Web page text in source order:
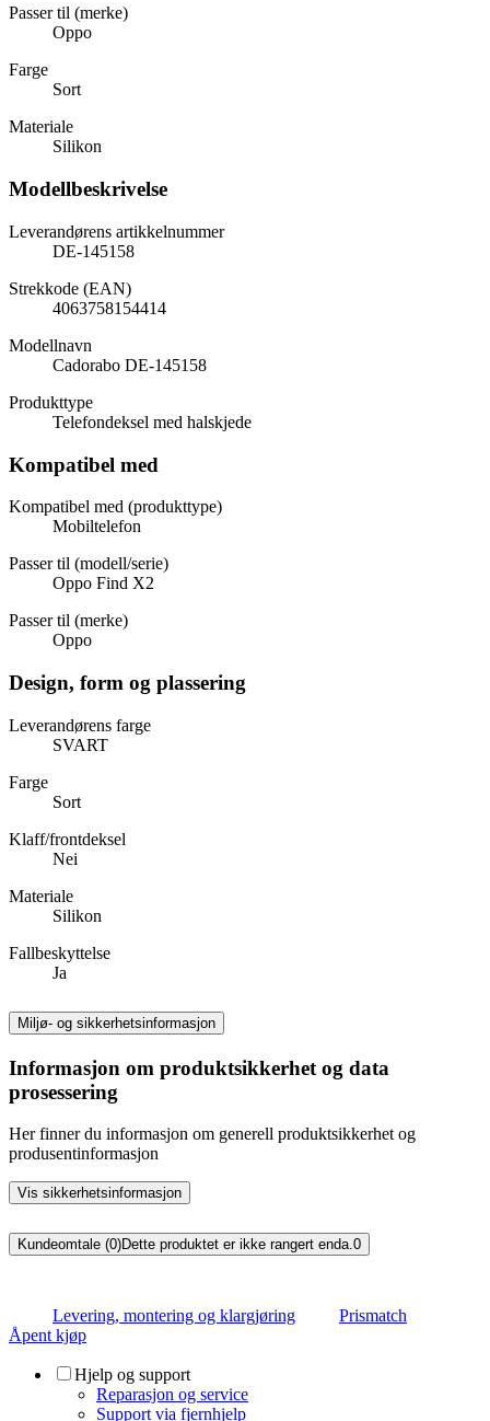
Passer til (merke)
Oppo
Farge
Sort
Materiale
Silikon
Modellbeskrivelse
Leverandørens artikkelnummer
DE-145158
Strekkode (EAN)
4063758154414
Modellnavn
Cadorabo DE-145158
Produkttype
Telefondeksel med halskjede
Kompatibel med
Kompatibel med (produkttype)
Mobiltelefon
Passer til (modell/serie)
Oppo Find X2
Passer til (merke)
Oppo
Design, form og plassering
Leverandørens farge
SVART
Farge
Sort
Klaff/frontdeksel
Nei
Materiale
Silikon
Fallbeskyttelse
Ja
Miljø- og sikkerhetsinformasjon
Informasjon om produktsikkerhet og data
prosessering
Her finner du informasjon om generell produktsikkerhet og
produsentinformasjon
Vis sikkerhetsinformasjon
Kundeomtale (0)Dette produktet er ikke rangert enda.0
Levering, montering og klargjøring
Prismatch
Åpent kjøp
Hjelp og support
Reparasjon og service
Support via fjernhjelp